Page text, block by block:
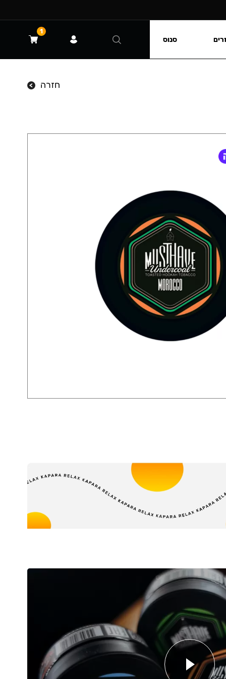
חזרה
סנוס
1